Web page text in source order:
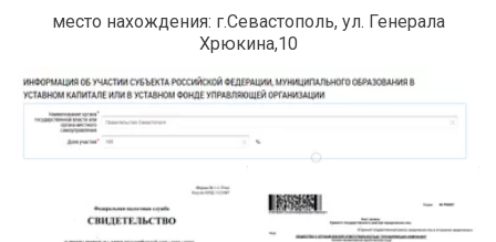
место нахождения: г.Севастополь, ул. Генерала
Хрюкина,10